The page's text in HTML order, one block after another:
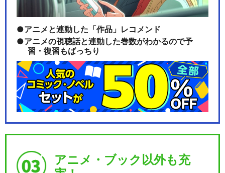
アニメと連動した「作品」レコメンド
アニメの視聴話と連動した巻数がわかるので予
習・復習もばっちり
アニメ・ブック以外も充